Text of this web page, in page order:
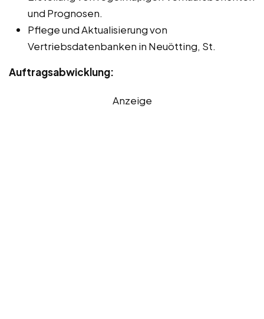
und Prognosen.
Pflege und Aktualisierung von
Vertriebsdatenbanken in Neuötting, St.
Auftragsabwicklung:
Anzeige